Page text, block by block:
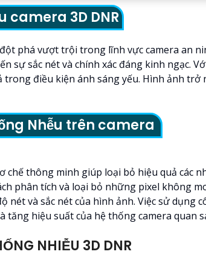
camera 3D DNR
phá vượt trội trong lĩnh vực camera an
sự sắc nét và chính xác đáng kinh ngạc.
điều kiện ánh sáng yếu. Hình ảnh trở
Nhễu trên camera
chế thông minh giúp loại bỏ hiệu quả các
phân tích và loại bỏ những pixel không
nét và sắc nét của hình ảnh. Việc sử dụng
hiệu suất của hệ thống camera quan
NHIỄU 3D DNR